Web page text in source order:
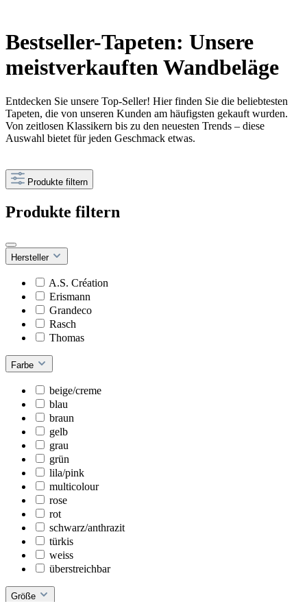
Bestseller-Tapeten: Unsere
meistverkauften Wandbeläge
Entdecken Sie unsere Top-Seller! Hier finden Sie die beliebtesten
Tapeten, die von unseren Kunden am häufigsten gekauft wurden.
Von zeitlosen Klassikern bis zu den neuesten Trends – diese
Auswahl bietet für jeden Geschmack etwas.
Produkte filtern
Produkte filtern
Hersteller
A.S. Création
Erismann
Grandeco
Rasch
Thomas
Farbe
beige/creme
blau
braun
gelb
grau
grün
lila/pink
multicolour
rose
rot
schwarz/anthrazit
türkis
weiss
überstreichbar
Größe